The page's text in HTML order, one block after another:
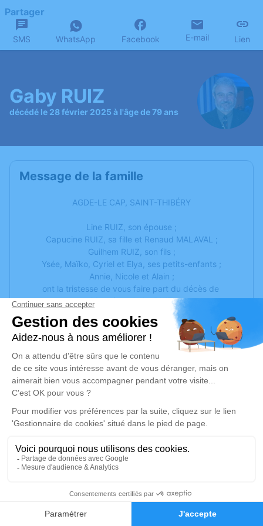
Faire-part Hommages
Partager
SMS WhatsApp Facebook E-mail Lien
Gaby RUIZ
décédé le 28 février 2025 à l'âge de 79 ans
Message de la famille
AGDE-LE CAP, SAINT-THIBÉRY
Line RUIZ, son épouse ;
Capucine RUIZ, sa fille et Renaud MALAVAL ;
Guilhem RUIZ, son fils ;
Ysée, Maïko, Cyriel et Elya, ses petits-enfants ;
Annie, Nicole et Alain ;
ont la tristesse de vous faire part du décès de
Monsieur Gaby RUIZ
La cérémonie civile aura lieu le jeudi 6 mars 2025, à
14h30,
au cimetière de Saint-Thibéry, suivie de l'inhumation de
Visites à la chambre funéraire l'Oppidum de Bessan, à
partir du lundi 3 mars, 9h00.
Cet avis tient lieu de faire-part et de remerciements.
Je rends hommage
Cérémonie civile
jeudi 06 mars 2025 à 14h30
Cimetière de Saint-Thibéry